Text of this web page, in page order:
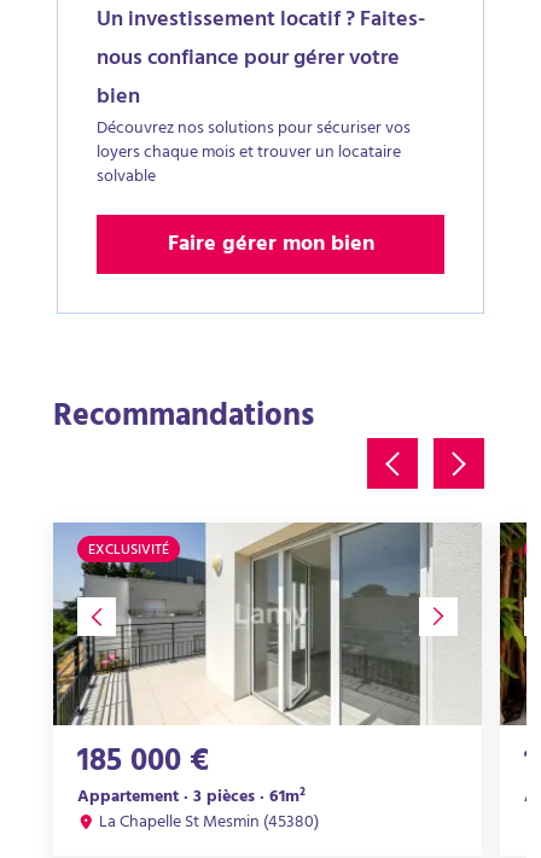
Un investissement locatif ? Faites-
nous confiance pour gérer votre
bien
Découvrez nos solutions pour sécuriser vos
loyers chaque mois et trouver un locataire
solvable
Faire gérer mon bien
Recommandations
EXCLUSIVITÉ
185 000 €
Appartement · 3 pièces · 61m²
La Chapelle St Mesmin (45380)